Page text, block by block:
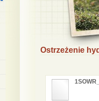
Ostrzeżenie